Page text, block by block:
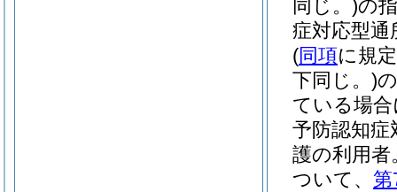
同じ。)の
症対応型通
(同項に規
下同じ。)
ている場
予防認知症
護の利用者
ついて、 第